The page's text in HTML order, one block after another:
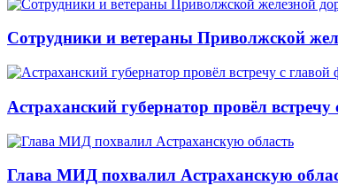
Сотрудники и ветераны Приволжской
Астраханский губернатор провёл
Глава МИД похвалил Астраханскую